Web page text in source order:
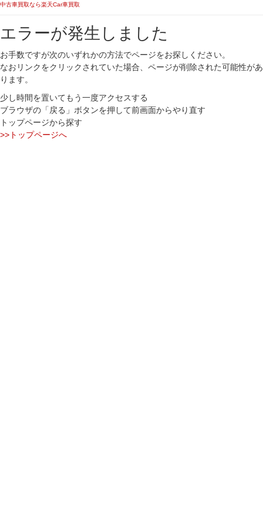
中古車買取なら楽天Car車買取
エラーが発生しました
お手数ですが次のいずれかの方法でページをお探しください。
なおリンクをクリックされていた場合、ページが削除された可能性があ
ります。
少し時間を置いてもう一度アクセスする
ブラウザの「戻る」ボタンを押して前画面からやり直す
トップページから探す
>>トップページへ